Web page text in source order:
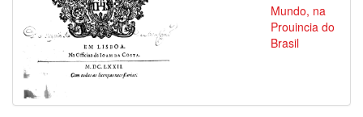
Mundo, na
Prouincia do
Brasil